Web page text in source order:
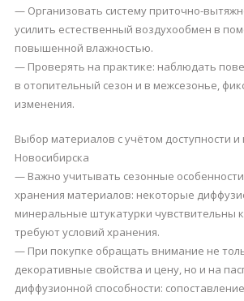
— Организовать систему приточно-
усилить естественный воздухообмен в
повышенной влажностью.
— Проверять на практике: наблюдать
в отопительный сезон и в межсезонье,
изменения.
Выбор материалов с учётом доступности и
Новосибирска
— Важно учитывать сезонные особенности
хранения материалов: некоторые
минеральные штукатурки чувствительны
требуют условий хранения.
— При покупке обращать внимание не
декоративные свойства и цену, но и на
диффузионной способности: сопоставление